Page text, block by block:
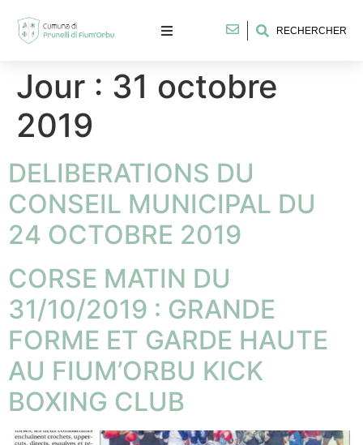
RECHERCHER
Jour : 31 octobre
2019
DELIBERATIONS DU
CONSEIL MUNICIPAL DU
24 OCTOBRE 2019
CORSE MATIN DU
31/10/2019 : GRANDE
FORME ET GARDE HAUTE
AU FIUM’ORBU KICK
BOXING CLUB